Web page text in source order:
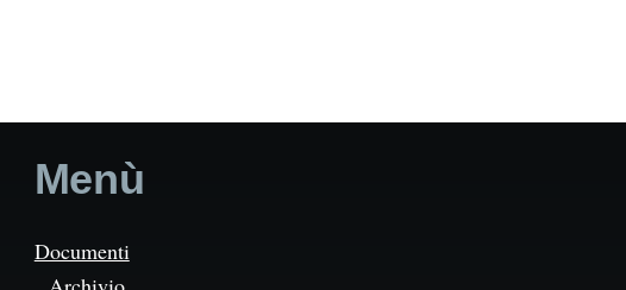
Menù
Documenti